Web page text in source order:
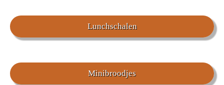
Lunchschalen
Minibroodjes